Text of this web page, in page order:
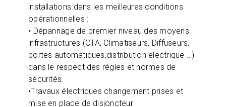
installations dans les meilleures conditions
opérationnelles :
• Dépannage de premier niveau des moyens
infrastructures (CTA, Climatiseurs, Diffuseurs,
portes automatiques,distribution electrique …)
dans le respect des règles et normes de
sécurités.
•Travaux électriques changement prises et
mise en place de disjoncteur